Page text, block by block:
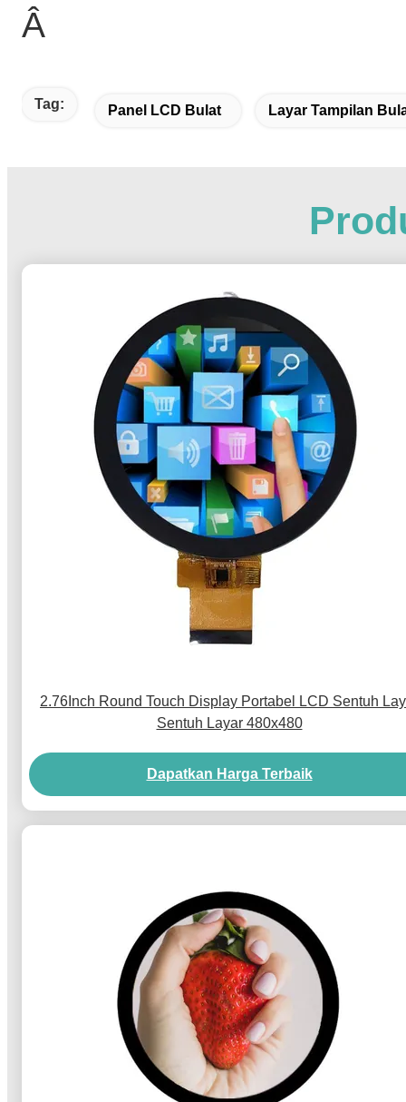
Â
Tag: Panel LCD Bulat Layar Tampilan
2.76Inch Round Touch Display Portabel LCD Sentuh
Sentuh Layar 480x480
Dapatkan Harga Terbaik